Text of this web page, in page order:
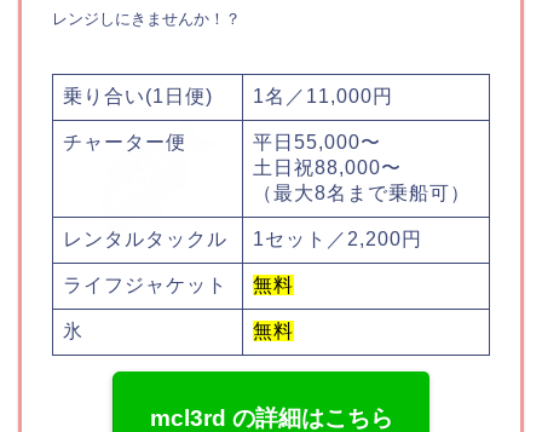
レンジしにきませんか！？
乗り合い(1日便) 1名／11,000円
チャーター便
平日55,000〜
土日祝88,000〜
（最大8名まで乗船可）
レンタルタックル 1セット／2,200円
ライフジャケット 無料
氷 無料
mcl3rd の詳細はこちら